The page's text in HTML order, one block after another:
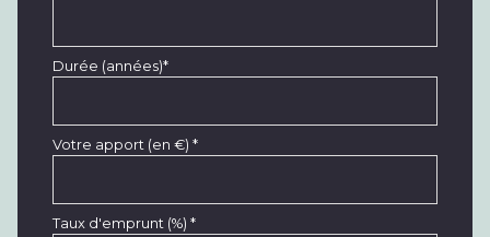
Durée (années)*
Votre apport (en €) *
Taux d'emprunt (%) *